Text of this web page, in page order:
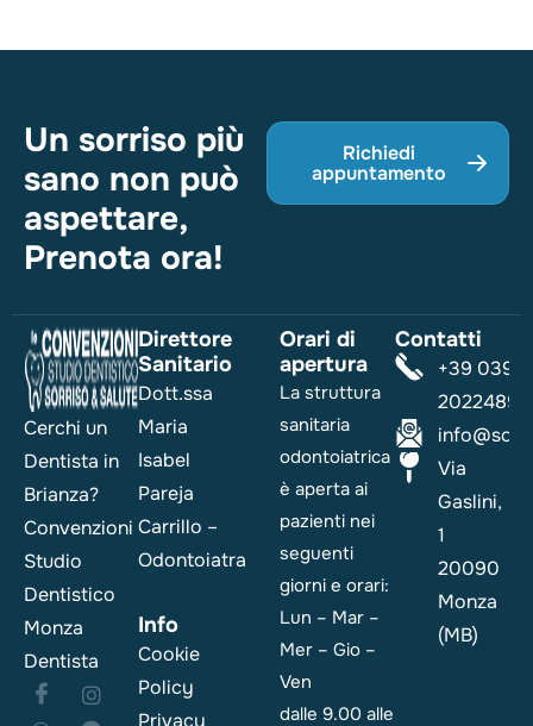
Un sorriso più
sano non può
aspettare,
Prenota ora!
Richiedi
appuntamento
Cerchi un
Dentista in
Brianza?
Convenzioni
Studio
Dentistico
Monza
Dentista
Direttore
Sanitario
Dott.ssa
Maria
Isabel
Pareja
Carrillo –
Odontoiatra
Info
Cookie
Policy
Privacy
Orari di
apertura
La struttura
sanitaria
odontoiatrica
è aperta ai
pazienti nei
seguenti
giorni e orari:
Lun – Mar –
Mer – Gio –
Ven
dalle 9.00 alle
Contatti
+39 039
2022489
Via
Gaslini,
1
20090
Monza
(MB)